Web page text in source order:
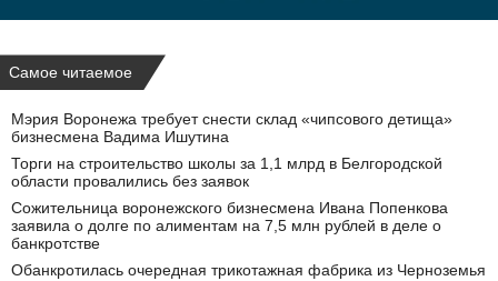
Самое читаемое
Мэрия Воронежа требует снести склад «чипсового детища»
бизнесмена Вадима Ишутина
Торги на строительство школы за 1,1 млрд в Белгородской
области провалились без заявок
Сожительница воронежского бизнесмена Ивана Попенкова
заявила о долге по алиментам на 7,5 млн рублей в деле о
банкротстве
Обанкротилась очередная трикотажная фабрика из Черноземья